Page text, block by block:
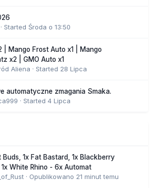
· Started Środa o 13:50
| Mango Frost Auto x1 | Mango
x2 | GMO Auto x1
Aliena · Started 28 Lipca
automatyczne zmagania Smaka.
· Started 4 Lipca
Buds, 1x Fat Bastard, 1x Blackberry
White Rhino - 6x Automat
· Opublikowano 21 minut temu